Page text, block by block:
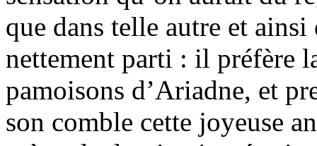
que dans telle autre et
nettement parti : il préfère
pamoisons d’Ariadne, et
son comble cette joyeuse